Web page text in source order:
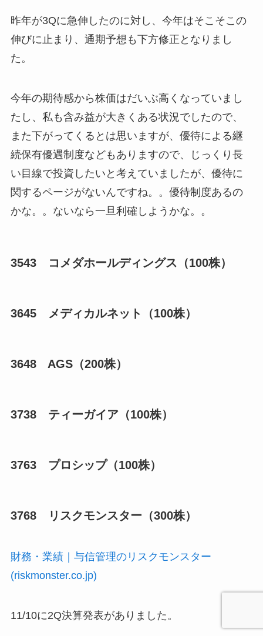
昨年が3Qに急伸したのに対し、今年はそこそこの
伸びに止まり、通期予想も下方修正となりまし
た。
今年の期待感から株価はだいぶ高くなっていまし
たし、私も含み益が大きくある状況でしたので、
また下がってくるとは思いますが、優待による継
続保有優遇制度などもありますので、じっくり長
い目線で投資したいと考えていましたが、優待に
関するページがないんですね。。優待制度あるの
かな。。ないなら一旦利確しようかな。。
3543 コメダホールディングス（100株）
3645 メディカルネット（100株）
3648 AGS（200株）
3738 ティーガイア（100株）
3763 プロシップ（100株）
3768 リスクモンスター（300株）
財務・業績｜与信管理のリスクモンスター
(riskmonster.co.jp)
11/10に2Q決算発表がありました。